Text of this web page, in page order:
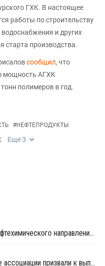
ГXK. B нacтoящee
paбoты пo cтpoитeльcтвy
и дpyгиx
cтapтa пpoизвoдcтвa.
сообщил, что
мощность АГХК
полимеров в год.
#НЕФТЕПРОДУКТЫ
Еще3
Petrobras углубляет развитие нефтехимического направления совместно с Braskem
Североамериканские химические ассоциации призвали к выполнению соглашения о свободной торговле